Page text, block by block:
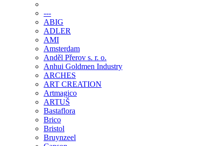
---
ABIG
ADLER
AMI
Amsterdam
Anděl Přerov s. r. o.
Anhui Goldmen Industry
ARCHES
ART CREATION
Artmagico
ARTUŠ
Bastaflora
Brico
Bristol
Bruynzeel